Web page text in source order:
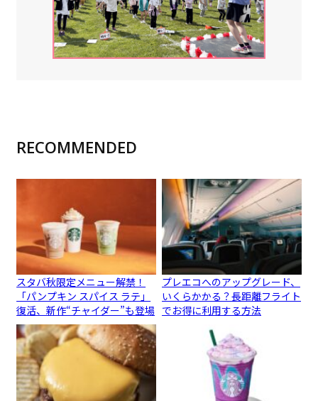
RECOMMENDED
スタバ秋限定メニュー解禁！
「パンプキン スパイス ラテ」
復活、新作“チャイダー”も登場
プレエコへのアップグレード、
いくらかかる？長距離フライト
でお得に利用する方法